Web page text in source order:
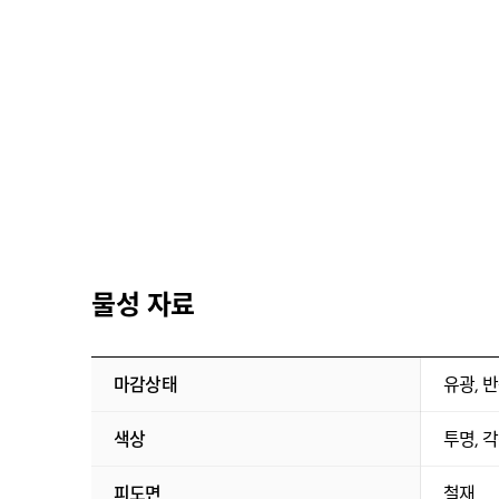
물성 자료
마감상태 유광,
색상 투명,
피도면 철재